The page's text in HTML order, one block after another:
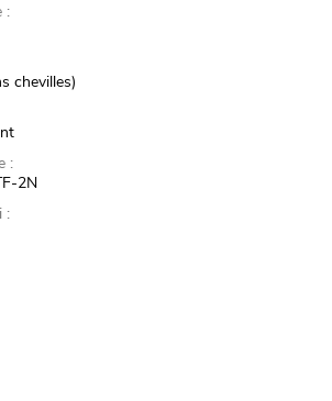
:
chevilles)
:
2N
: